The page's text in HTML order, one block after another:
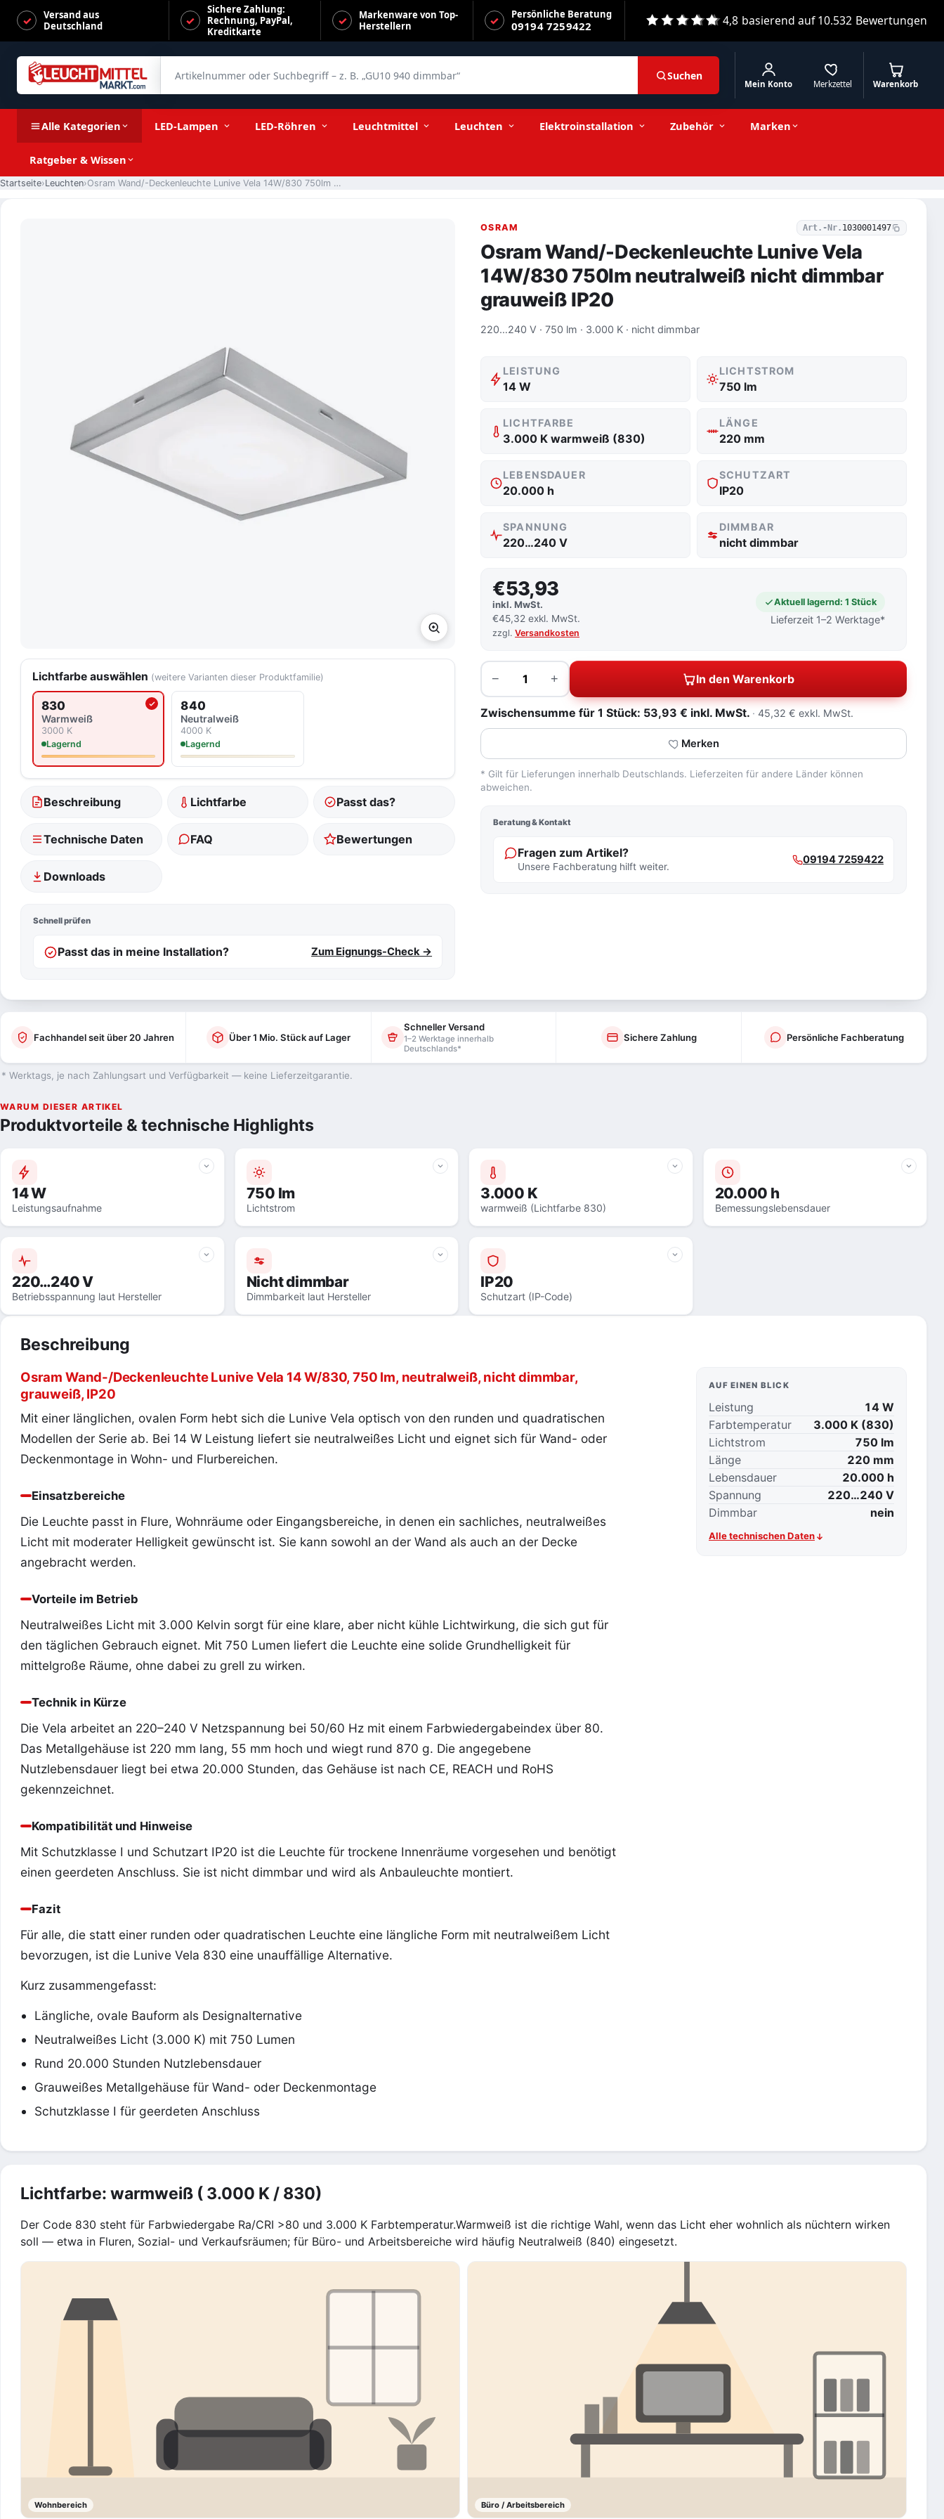
Versand aus
Deutschland
Sichere Zahlung:
Rechnung, PayPal,
Kreditkarte
Markenware von Top-
Herstellern
Persönliche Beratung
09194 7259422 4,8 basierend auf10.532 Bewertungen
Suchen
Merkzettel
Mein Konto Warenkorb
Alle Kategorien LED-Lampen LED-Röhren Leuchtmittel Leuchten Elektroinstallation Zubehör Marken
Ratgeber & Wissen
Startseite Leuchten Osram Wand/-Deckenleuchte Lunive Vela 14W/830 750lm neutralweiß nicht dimmbar grauweiß IP20
OSRAM Art.-Nr. 1030001497
Osram Wand/-Deckenleuchte Lunive Vela
14W/830 750lm neutralweiß nicht dimmbar
grauweiß IP20
220…240 V · 750 lm · 3.000 K · nicht dimmbar
Lichtfarbe auswählen (weitere Varianten dieser Produktfamilie)
830
Warmweiß
3000 K
Lagernd
Aktuell ausgewählte Lichtfarbe
840
Neutralweiß
4000 K
Lagernd
Beschreibung Lichtfarbe Passt das?
Technische Daten FAQ Bewertungen
Downloads
Schnell prüfen
Passt das in meine Installation? Zum Eignungs-Check →
LEISTUNG
14 W
LICHTSTROM
750 lm
LICHTFARBE
3.000 K warmweiß (830)
LÄNGE
220 mm
LEBENSDAUER
20.000 h
SCHUTZART
IP20
SPANNUNG
220…240 V
DIMMBAR
nicht dimmbar
€53,93
inkl. MwSt.
€45,32 exkl. MwSt.
zzgl.Versandkosten
Aktuell lagernd: 1 Stück
Lieferzeit 1–2 Werktage*
−
Menge
+ In den Warenkorb
Zwischensumme für 1 Stück: 53,93 € inkl. MwSt. 45,32 € exkl. MwSt.
Merken
* Gilt für Lieferungen innerhalb Deutschlands. Lieferzeiten für andere Länder können
abweichen.
Beratung & Kontakt
Fragen zum Artikel?
Unsere Fachberatung hilft weiter.
09194 7259422
Fachhandel seit über 20 Jahren Über 1 Mio. Stück auf Lager
Schneller Versand
1–2 Werktage innerhalb
Deutschlands*
Sichere Zahlung Persönliche Fachberatung
* Werktags, je nach Zahlungsart und Verfügbarkeit — keine Lieferzeitgarantie.
Osram Wand/-Deckenleuchte Lunive Vela 14W/830 750lm neutralweiß nicht dimmbar grauweiß IP20 −
Stückzahl + 53,93 € inkl. MwSt. In den Warenkorb
WARUM DIESER ARTIKEL
Produktvorteile & technische Highlights
14 W
Leistungsaufnahme
750 lm
Lichtstrom
3.000 K
warmweiß (Lichtfarbe 830)
20.000 h
Bemessungslebensdauer
220…240 V
Betriebsspannung laut Hersteller
Nicht dimmbar
Dimmbarkeit laut Hersteller
IP20
Schutzart (IP-Code)
Beschreibung
Osram Wand-/Deckenleuchte Lunive Vela 14 W/830, 750 lm, neutralweiß, nicht dimmbar,
grauweiß, IP20
Mit einer länglichen, ovalen Form hebt sich die Lunive Vela optisch von den runden und quadratischen
Modellen der Serie ab. Bei 14 W Leistung liefert sie neutralweißes Licht und eignet sich für Wand- oder
Deckenmontage in Wohn- und Flurbereichen.
Einsatzbereiche
Die Leuchte passt in Flure, Wohnräume oder Eingangsbereiche, in denen ein sachliches, neutralweißes
Licht mit moderater Helligkeit gewünscht ist. Sie kann sowohl an der Wand als auch an der Decke
angebracht werden.
Vorteile im Betrieb
Neutralweißes Licht mit 3.000 Kelvin sorgt für eine klare, aber nicht kühle Lichtwirkung, die sich gut für
den täglichen Gebrauch eignet. Mit 750 Lumen liefert die Leuchte eine solide Grundhelligkeit für
mittelgroße Räume, ohne dabei zu grell zu wirken.
Technik in Kürze
Die Vela arbeitet an 220–240 V Netzspannung bei 50/60 Hz mit einem Farbwiedergabeindex über 80.
Das Metallgehäuse ist 220 mm lang, 55 mm hoch und wiegt rund 870 g. Die angegebene
Nutzlebensdauer liegt bei etwa 20.000 Stunden, das Gehäuse ist nach CE, REACH und RoHS
gekennzeichnet.
Kompatibilität und Hinweise
Mit Schutzklasse I und Schutzart IP20 ist die Leuchte für trockene Innenräume vorgesehen und benötigt
einen geerdeten Anschluss. Sie ist nicht dimmbar und wird als Anbauleuchte montiert.
Fazit
Für alle, die statt einer runden oder quadratischen Leuchte eine längliche Form mit neutralweißem Licht
bevorzugen, ist die Lunive Vela 830 eine unauffällige Alternative.
Kurz zusammengefasst:
Längliche, ovale Bauform als Designalternative
Neutralweißes Licht (3.000 K) mit 750 Lumen
Rund 20.000 Stunden Nutzlebensdauer
Grauweißes Metallgehäuse für Wand- oder Deckenmontage
Schutzklasse I für geerdeten Anschluss
AUF EINEN BLICK
Leistung
14 W
Farbtemperatur
3.000 K (830)
Lichtstrom
750 lm
Länge
220 mm
Lebensdauer
20.000 h
Spannung
220…240 V
Dimmbar
nein
Alle technischen Daten
Lichtfarbe: warmweiß ( 3.000 K / 830)
Der Code 830 steht für Farbwiedergabe Ra/CRI >80 und 3.000 K Farbtemperatur.Warmweiß ist die richtige Wahl, wenn das Licht eher wohnlich als nüchtern wirken
soll — etwa in Fluren, Sozial- und Verkaufsräumen; für Büro- und Arbeitsbereiche wird häufig Neutralweiß (840) eingesetzt.
Wohnbereich Büro / Arbeitsbereich